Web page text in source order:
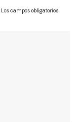
Los campos obligatorios